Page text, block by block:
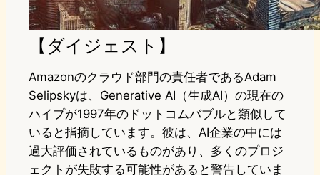
【ダイジェスト】
Amazonのクラウド部門の責任者であるAdam
Selipskyは、Generative AI（生成AI）の現在の
ハイプが1997年のドットコムバブルと類似して
いると指摘しています。彼は、AI企業の中には
過大評価されているものがあり、多くのプロジ
ェクトが失敗する可能性があると警告していま